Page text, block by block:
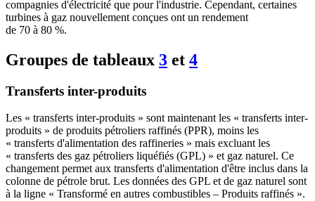
compagnies d'électricité que pour l'industrie. Cependant, certaines
turbines à gaz nouvellement conçues ont un rendement
de 70 à 80 %.
Groupes de tableaux 3 et 4
Transferts inter-produits
Les « transferts inter-produits » sont maintenant les « transferts inter-
produits » de produits pétroliers raffinés (PPR), moins les
« transferts d'alimentation des raffineries » mais excluant les
« transferts des gaz pétroliers liquéfiés (GPL) » et gaz naturel. Ce
changement permet aux transferts d'alimentation d'être inclus dans la
colonne de pétrole brut. Les données des GPL et de gaz naturel sont
à la ligne « Transformé en autres combustibles – Produits raffinés ».